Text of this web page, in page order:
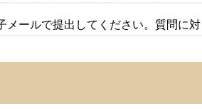
メールで提出してください。質問に